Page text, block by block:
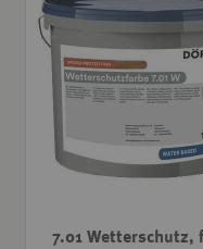
7.01 Wetterschutz,